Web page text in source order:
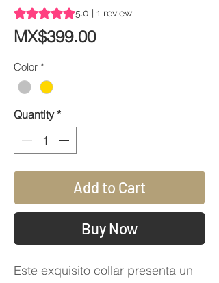
Rating is 5.0 out of five stars based on 1
5.0 | 1 review
MX$399.00Price
Color *
Quantity *
Add to Cart
Buy Now
Este exquisito collar presenta un